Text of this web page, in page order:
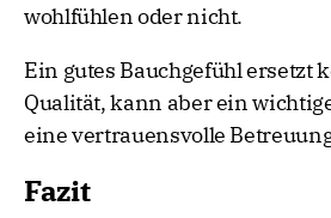
wohlfühlen oder nicht.
Ein gutes Bauchgefühl ersetzt
Qualität, kann aber ein
eine vertrauensvolle
Fazit